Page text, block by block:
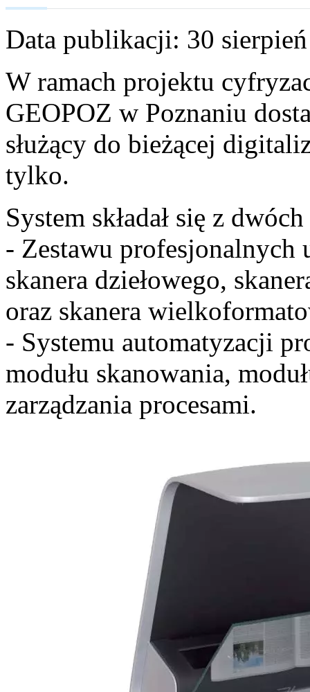
Data publikacji: 30
W ramach projektu
GEOPOZ w Poznaniu
służący do bieżącej
tylko.
System składał się z
- Zestawu profesjonalnych
skanera dziełowego,
oraz skanera
- Systemu automatyzacji
modułu skanowania,
zarządzania procesami.